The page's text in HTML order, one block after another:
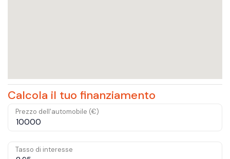
Calcola il tuo finanziamento
Prezzo dell'automobile (€)
Tasso di interesse